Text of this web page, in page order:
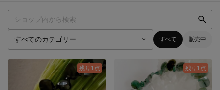
すべて 販売中
残り1点 残り1点